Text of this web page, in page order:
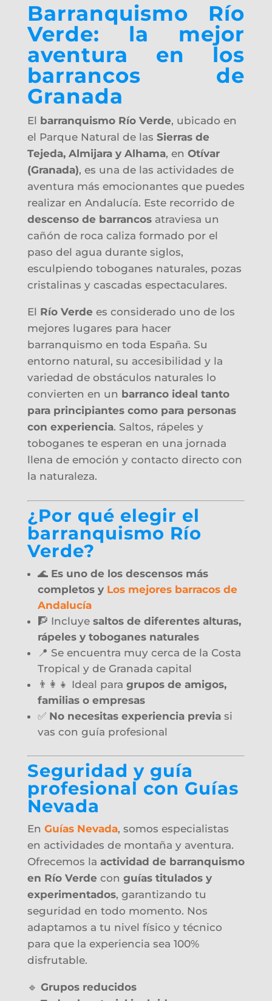
​Barranquismo Río
Verde: la mejor
aventura en los
barrancos de
Granada
El barranquismo Río Verde, ubicado en
el Parque Natural de las Sierras de
Tejeda, Almijara y Alhama, en Otívar
(Granada), es una de las actividades de
aventura más emocionantes que puedes
realizar en Andalucía. Este recorrido de
descenso de barrancosatraviesa un
cañón de roca caliza formado por el
paso del agua durante siglos,
esculpiendo toboganes naturales, pozas
cristalinas y cascadas espectaculares.
El Río Verde es considerado uno de los
mejores lugares para hacer
barranquismo en toda España. Su
entorno natural, su accesibilidad y la
variedad de obstáculos naturales lo
convierten en un barranco ideal tanto
para principiantes como para personas
con experiencia. Saltos, rápeles y
toboganes te esperan en una jornada
llena de emoción y contacto directo con
la naturaleza.
¿Por qué elegir el
barranquismo Río
Verde?
🌊 Es uno de los descensos más
completos y Los mejores barracos de
Andalucía
🧗 Incluye saltos de diferentes alturas,
rápeles y toboganes naturales
📍 Se encuentra muy cerca de la Costa
Tropical y de Granada capital
👨‍👩‍👧 Ideal para grupos de amigos,
familias o empresas
✅ No necesitas experiencia previasi
vas con guía profesional
Seguridad y guía
profesional con Guías
Nevada
En Guías Nevada, somos especialistas
en actividades de montaña y aventura.
Ofrecemos la actividad de barranquismo
en Río Verde con guías titulados y
experimentados, garantizando tu
seguridad en todo momento. Nos
adaptamos a tu nivel físico y técnico
para que la experiencia sea 100%
disfrutable.
🔹 Grupos reducidos